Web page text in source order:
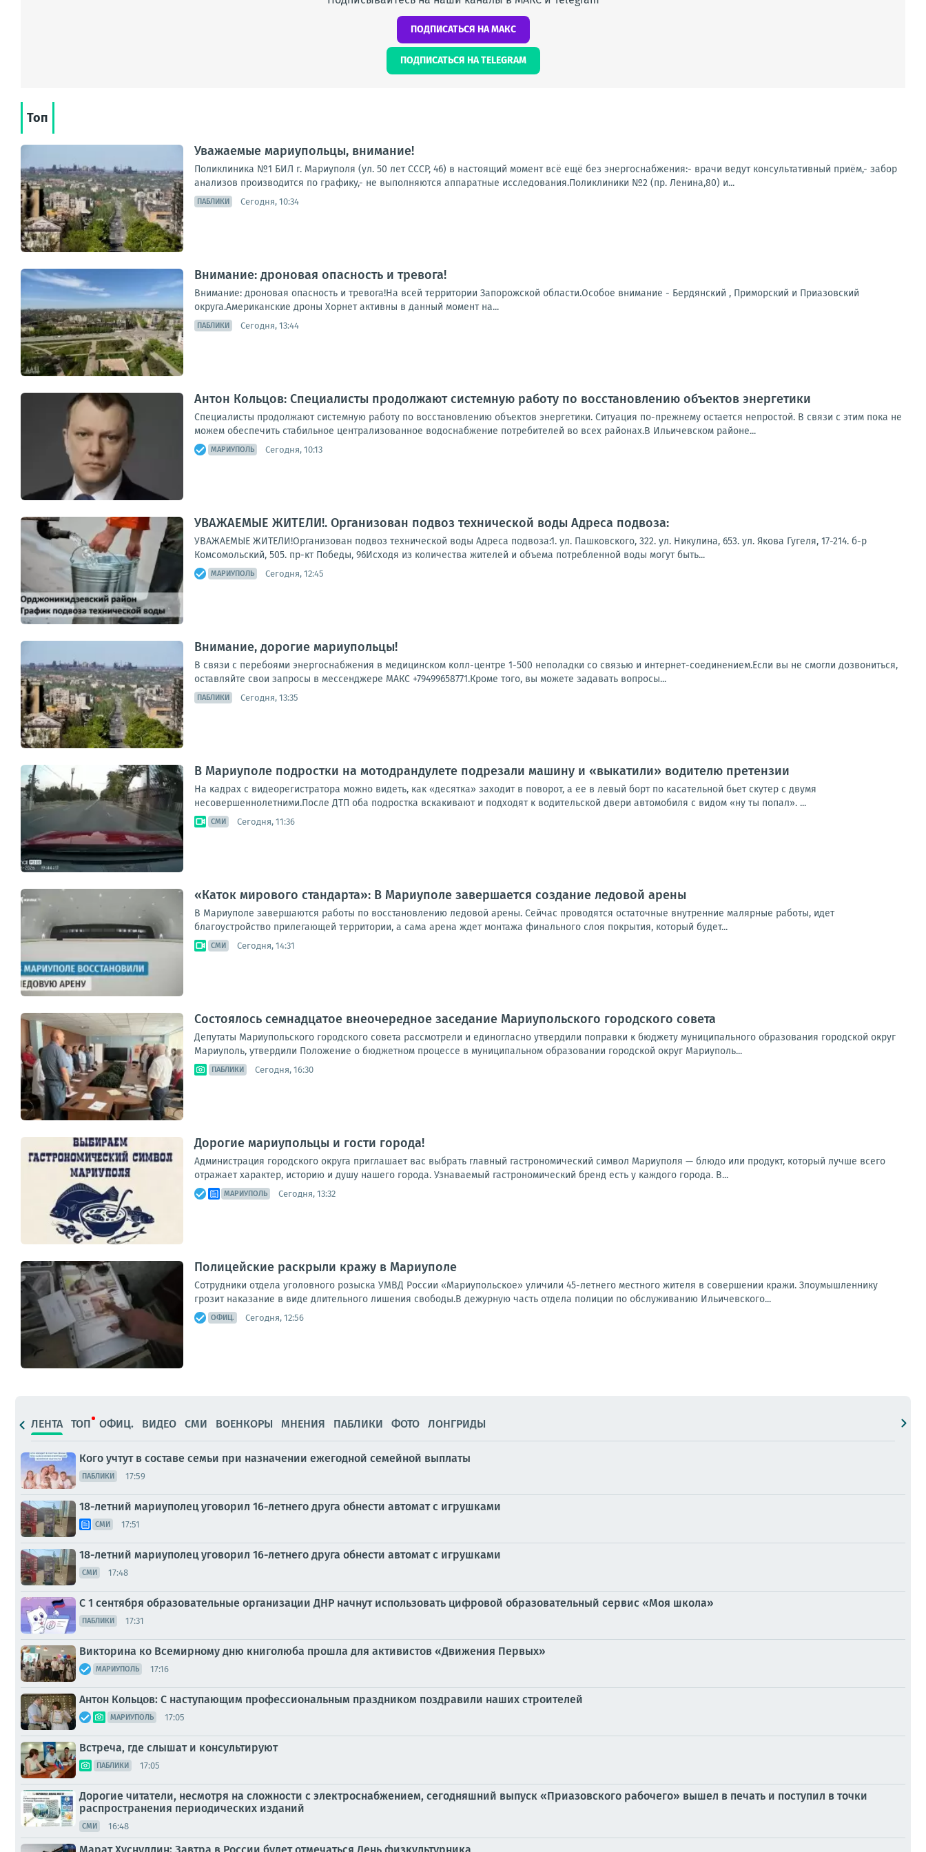
ПОДПИСАТЬСЯ НА МАКС
ПОДПИСАТЬСЯ НА TELEGRAM
Топ
Уважаемые мариупольцы, внимание!
Поликлиника №1 БИЛ г. Мариуполя (ул. 50 лет СССР, 46) в настоящий момент всё ещё без энергоснабжения:- врачи ведут консультативный приём,- забор
анализов производится по графику,- не выполняются аппаратные исследования.Поликлиники №2 (пр. Ленина,80) и...
ПАБЛИКИ Сегодня, 10:34
Внимание: дроновая опасность и тревога!
Внимание: дроновая опасность и тревога!На всей территории Запорожской области.Особое внимание - Бердянский , Приморский и Приазовский
округа.Американские дроны Хорнет активны в данный момент на...
ПАБЛИКИ Сегодня, 13:44
Антон Кольцов: Специалисты продолжают системную работу по восстановлению объектов энергетики
Специалисты продолжают системную работу по восстановлению объектов энергетики. Ситуация по-прежнему остается непростой. В связи с этим пока не
можем обеспечить стабильное централизованное водоснабжение потребителей во всех районах.В Ильичевском районе...
МАРИУПОЛЬ Сегодня, 10:13
УВАЖАЕМЫЕ ЖИТЕЛИ!. Организован подвоз технической воды Адреса подвоза:
УВАЖАЕМЫЕ ЖИТЕЛИ!Организован подвоз технической воды Адреса подвоза:1. ул. Пашковского, 322. ул. Никулина, 653. ул. Якова Гугеля, 17-214. б-р
Комсомольский, 505. пр-кт Победы, 96Исходя из количества жителей и объема потребленной воды могут быть...
МАРИУПОЛЬ Сегодня, 12:45
Внимание, дорогие мариупольцы!
В связи с перебоями энергоснабжения в медицинском колл-центре 1-500 неполадки со связью и интернет-соединением.Если вы не смогли дозвониться,
оставляйте свои запросы в мессенджере МАКС +79499658771.Кроме того, вы можете задавать вопросы...
ПАБЛИКИ Сегодня, 13:35
В Мариуполе подростки на мотодрандулете подрезали машину и «выкатили» водителю претензии
На кадрах с видеорегистратора можно видеть, как «десятка» заходит в поворот, а ее в левый борт по касательной бьет скутер с двумя
несовершеннолетними.После ДТП оба подростка вскакивают и подходят к водительской двери автомобиля с видом «ну ты попал». ...
СМИ Сегодня, 11:36
«Каток мирового стандарта»: В Мариуполе завершается создание ледовой арены
В Мариуполе завершаются работы по восстановлению ледовой арены. Сейчас проводятся остаточные внутренние малярные работы, идет
благоустройство прилегающей территории, а сама арена ждет монтажа финального слоя покрытия, который будет...
СМИ Сегодня, 14:31
Состоялось семнадцатое внеочередное заседание Мариупольского городского совета
Депутаты Мариупольского городского совета рассмотрели и единогласно утвердили поправки к бюджету муниципального образования городской округ
Мариуполь, утвердили Положение о бюджетном процессе в муниципальном образовании городской округ Мариуполь...
ПАБЛИКИ Сегодня, 16:30
Дорогие мариупольцы и гости города!
Администрация городского округа приглашает вас выбрать главный гастрономический символ Мариуполя — блюдо или продукт, который лучше всего
отражает характер, историю и душу нашего города. Узнаваемый гастрономический бренд есть у каждого города. В...
МАРИУПОЛЬ Сегодня, 13:32
Полицейские раскрыли кражу в Мариуполе
Сотрудники отдела уголовного розыска УМВД России «Мариупольское» уличили 45-летнего местного жителя в совершении кражи. Злоумышленнику
грозит наказание в виде длительного лишения свободы.В дежурную часть отдела полиции по обслуживанию Ильичевского...
ОФИЦ. Сегодня, 12:56
ЛЕНТА ТОП ОФИЦ. ВИДЕО СМИ ВОЕНКОРЫ МНЕНИЯ ПАБЛИКИ ФОТО ЛОНГРИДЫ
Кого учтут в составе семьи при назначении ежегодной семейной выплаты
ПАБЛИКИ 17:59
18-летний мариуполец уговорил 16-летнего друга обнести автомат с игрушками
СМИ 17:51
18-летний мариуполец уговорил 16-летнего друга обнести автомат с игрушками
СМИ 17:48
С 1 сентября образовательные организации ДНР начнут использовать цифровой образовательный сервис «Моя школа»
ПАБЛИКИ 17:31
Викторина ко Всемирному дню книголюба прошла для активистов «Движения Первых»
МАРИУПОЛЬ 17:16
Антон Кольцов: С наступающим профессиональным праздником поздравили наших строителей
МАРИУПОЛЬ 17:05
Встреча, где слышат и консультируют
ПАБЛИКИ 17:05
Дорогие читатели, несмотря на сложности с электроснабжением, сегодняшний выпуск «Приазовского рабочего» вышел в печать и поступил в точки
распространения периодических изданий
СМИ 16:48